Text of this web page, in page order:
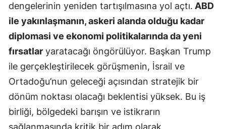
dengelerinin yeniden tartışılmasına yol açtı. ABD
ile yakınlaşmanın, askeri alanda olduğu kadar
diplomasi ve ekonomi politikalarında da yeni
fırsatlar yaratacağı öngörülüyor. Başkan Trump
ile gerçekleştirilecek görüşmenin, İsrail ve
Ortadoğu’nun geleceği açısından stratejik bir
dönüm noktası olacağı beklentisi yüksek. Bu iş
birliği, bölgedeki barışın ve istikrarın
sağlanmasında kritik bir adım olarak